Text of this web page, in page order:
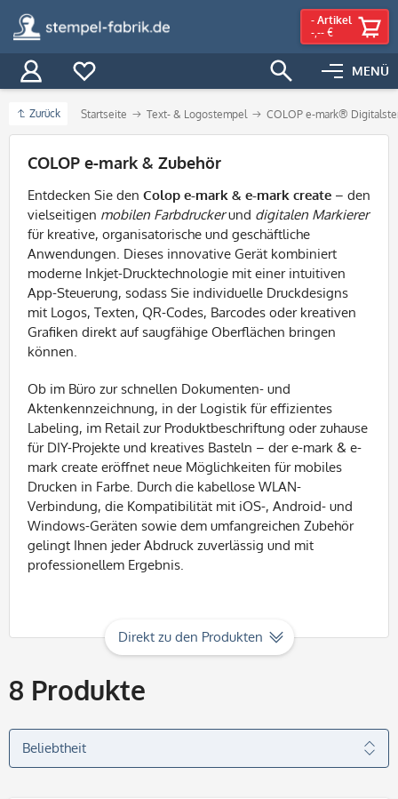
MENÜ
- Artikel
-,-- €
Zurück Startseite Text- & Logostempel COLOP e-mark®
Filter
COLOP e-mark & Zubehör
Entdecken Sie den Colop e-mark & e-mark create – den
vielseitigen mobilen Farbdruckerund digitalen Markierer
für kreative, organisatorische und geschäftliche
Anwendungen. Dieses innovative Gerät kombiniert
moderne Inkjet-Drucktechnologie mit einer intuitiven
App-Steuerung, sodass Sie individuelle Druckdesigns
mit Logos, Texten, QR-Codes, Barcodes oder kreativen
Grafiken direkt auf saugfähige Oberflächen bringen
können.
Ob im Büro zur schnellen Dokumenten- und
Aktenkennzeichnung, in der Logistik für effizientes
Labeling, im Retail zur Produktbeschriftung oder zuhause
für DIY-Projekte und kreatives Basteln – der e-mark & e-
mark create eröffnet neue Möglichkeiten für mobiles
Drucken in Farbe. Durch die kabellose WLAN-
Verbindung, die Kompatibilität mit iOS-, Android- und
Windows-Geräten sowie dem umfangreichen Zubehör
gelingt Ihnen jeder Abdruck zuverlässig und mit
professionellem Ergebnis.
Direkt zu den Produkten
8 Produkte